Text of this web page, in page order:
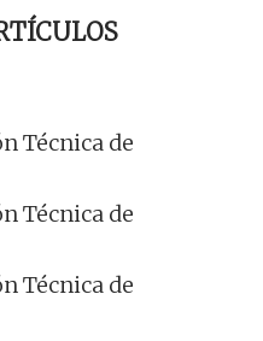
Técnica de
Técnica de
Técnica de